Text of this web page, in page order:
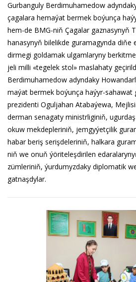
Gurbanguly Berdimuhamedow
ça­ga­la­ra he­ma­ýat ber­mek bo­ýun­ça
hem-de BMG-niň Ça­ga­lar gaz­na­sy­nyň
ha­na­sy­nyň bi­le­lik­de gu­ra­ma­gyn­da di­ňe
dir­me­gi gol­da­mak ul­gam­la­ry­ny
je­li milli «te­ge­lek stol» mas­la­ha­ty
Berdimuhamedow adyn­da­ky
ma­ýat ber­mek bo­ýun­ça ha­ýyr-sa­ha­wat
prezidenti Oguljahan Atabaýewa,
der­man se­na­ga­ty mi­nistr­li­gi­niň,
okuw mek­dep­le­ri­niň, jem­gy­ýet­çi­lik
ha­bar be­riş se­riş­de­le­ri­niň, hal­ka­ra
niň we onuň ýö­ri­te­leş­di­ri­len
züm­le­ri­niň, ýur­du­myz­da­ky dip­lo­ma­tik
gat­naş­dy­lar.